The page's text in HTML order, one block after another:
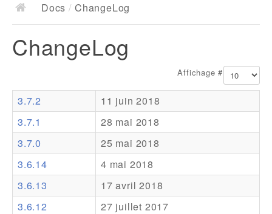
Docs
Documentation
Ressources
Addons
Theme Packs
Translation Packs
Support
Docs / ChangeLog
ChangeLog
Affichage #
3.7.2
11 juin 2018
3.7.1
28 mai 2018
3.7.0
25 mai 2018
3.6.14
4 mai 2018
3.6.13
17 avril 2018
3.6.12
27 juillet 2017